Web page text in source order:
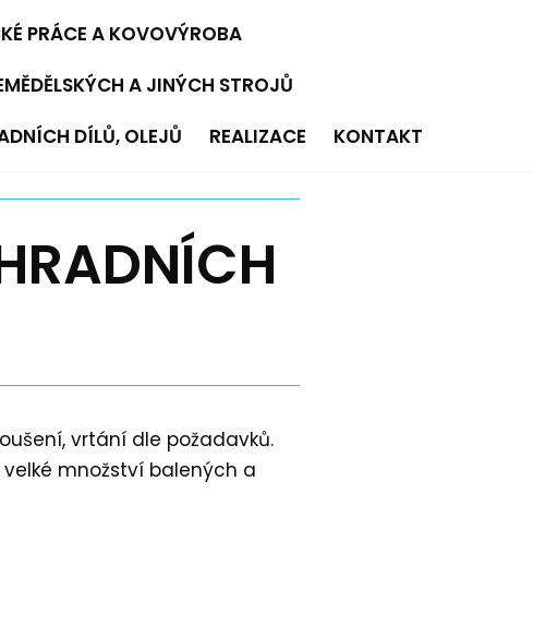
PRÁCE A KOVOVÝROBA
A JINÝCH STROJŮ
DÍLŮ, OLEJŮ
REALIZACE KONTAKT
vrtání dle požadavků.
množství balených a